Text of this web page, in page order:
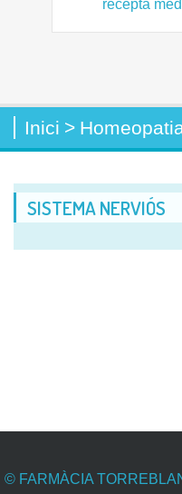
recepta
Inici >
SISTEMA NERVIÓS
© FARMÀCIA